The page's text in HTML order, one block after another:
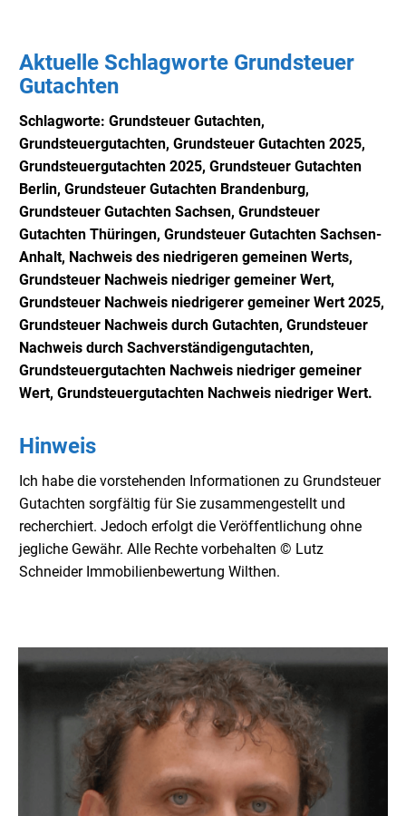
Aktuelle Schlagworte Grundsteuer
Gutachten
Schlagworte: Grundsteuer Gutachten,
Grundsteuergutachten, Grundsteuer Gutachten 2025,
Grundsteuergutachten 2025, Grundsteuer Gutachten
Berlin, Grundsteuer Gutachten Brandenburg,
Grundsteuer Gutachten Sachsen, Grundsteuer
Gutachten Thüringen, Grundsteuer Gutachten Sachsen-
Anhalt, Nachweis des niedrigeren gemeinen Werts,
Grundsteuer Nachweis niedriger gemeiner Wert,
Grundsteuer Nachweis niedrigerer gemeiner Wert 2025,
Grundsteuer Nachweis durch Gutachten, Grundsteuer
Nachweis durch Sachverständigengutachten,
Grundsteuergutachten Nachweis niedriger gemeiner
Wert, Grundsteuergutachten Nachweis niedriger Wert.
Hinweis
Ich habe die vorstehenden Informationen zu Grundsteuer
Gutachten sorgfältig für Sie zusammengestellt und
recherchiert. Jedoch erfolgt die Veröffentlichung ohne
jegliche Gewähr. Alle Rechte vorbehalten © Lutz
Schneider Immobilienbewertung Wilthen.